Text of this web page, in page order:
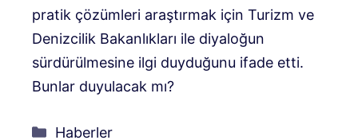
pratik çözümleri araştırmak için Turizm ve
Denizcilik Bakanlıkları ile diyaloğun
sürdürülmesine ilgi duyduğunu ifade etti.
Bunlar duyulacak mı?
Kategoriler
Haberler